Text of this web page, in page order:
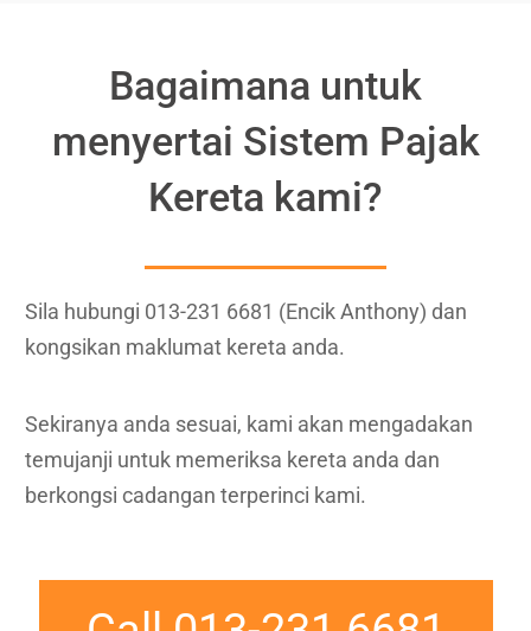
Bagaimana untuk
menyertai Sistem Pajak
Kereta kami?
Sila hubungi 013-231 6681 (Encik Anthony) dan
kongsikan maklumat kereta anda.
Sekiranya anda sesuai, kami akan mengadakan
temujanji untuk memeriksa kereta anda dan
berkongsi cadangan terperinci kami.